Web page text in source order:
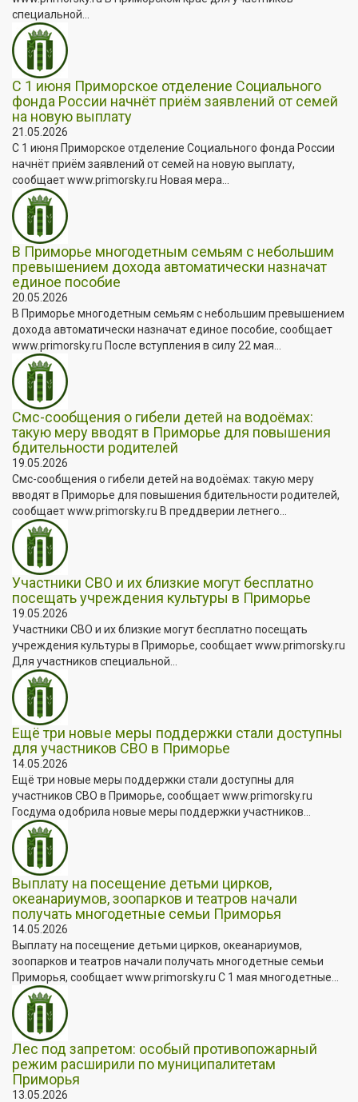
специальной...
С 1 июня Приморское отделение Социального
фонда России начнёт приём заявлений от семей
на новую выплату
21.05.2026
С 1 июня Приморское отделение Социального фонда России
начнёт приём заявлений от семей на новую выплату,
сообщает www.primorsky.ru Новая мера...
В Приморье многодетным семьям с небольшим
превышением дохода автоматически назначат
единое пособие
20.05.2026
В Приморье многодетным семьям с небольшим превышением
дохода автоматически назначат единое пособие, сообщает
www.primorsky.ru После вступления в силу 22 мая...
Смс-сообщения о гибели детей на водоёмах:
такую меру вводят в Приморье для повышения
бдительности родителей
19.05.2026
Смс-сообщения о гибели детей на водоёмах: такую меру
вводят в Приморье для повышения бдительности родителей,
сообщает www.primorsky.ru В преддверии летнего...
Участники СВО и их близкие могут бесплатно
посещать учреждения культуры в Приморье
19.05.2026
Участники СВО и их близкие могут бесплатно посещать
учреждения культуры в Приморье, сообщает www.primorsky.ru
Для участников специальной...
Ещё три новые меры поддержки стали доступны
для участников СВО в Приморье
14.05.2026
Ещё три новые меры поддержки стали доступны для
участников СВО в Приморье, сообщает www.primorsky.ru
Госдума одобрила новые меры поддержки участников...
Выплату на посещение детьми цирков,
океанариумов, зоопарков и театров начали
получать многодетные семьи Приморья
14.05.2026
Выплату на посещение детьми цирков, океанариумов,
зоопарков и театров начали получать многодетные семьи
Приморья, сообщает www.primorsky.ru С 1 мая многодетные...
Лес под запретом: особый противопожарный
режим расширили по муниципалитетам
Приморья
13.05.2026